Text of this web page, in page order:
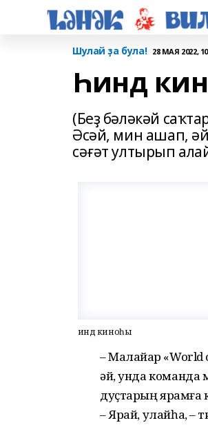
Шулай ҙа була! 28 МАЯ 2022,
Һинд
(Беҙ бәләкәй
Әсәй, мин ашап,
сәғәт ултырып
Һинд киноһы
– Малайҙар «World
әй, унда команда
дуҫтарың
– Ярай, улайһа, –